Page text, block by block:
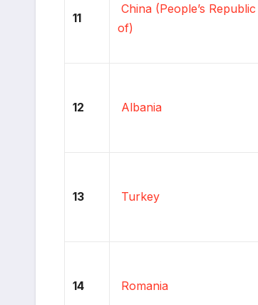
11
China (People’s Republic
of)
12 Albania
13 Turkey
14 Romania